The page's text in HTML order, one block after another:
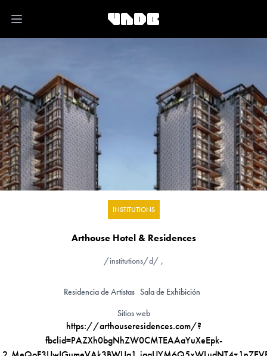
Open main menu
INSTITUTIONS
Arthouse Hotel & Residences
/institutions/d/ ,
Residencia de Artistas Sala de Exhibición
Sitios web
https://arthouseresidences.com/?
fbclid=PAZXh0bgNhZW0CMTEAAaYuXeEpk-